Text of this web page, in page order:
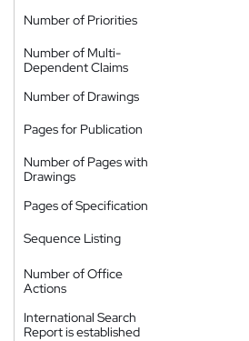
Number of Priorities
Number of Multi-
Dependent Claims
Number of Drawings
Pages for Publication
Number of Pages with
Drawings
Pages of Specification
Sequence Listing
Number of Office
Actions
International Search
Report is established